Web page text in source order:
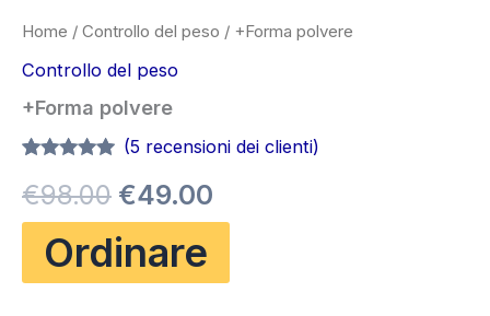
Home / Controllo del peso / +Forma polvere
Controllo del peso
+Forma polvere
su 5 su
base di
recensioni
(5recensioni dei clienti)
€98.00 Il
prezzo
originale
€49.00
attuale
Ordinare